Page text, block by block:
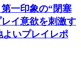
第一印象の“閉塞
イ意欲を刺激す
いプレイレポ